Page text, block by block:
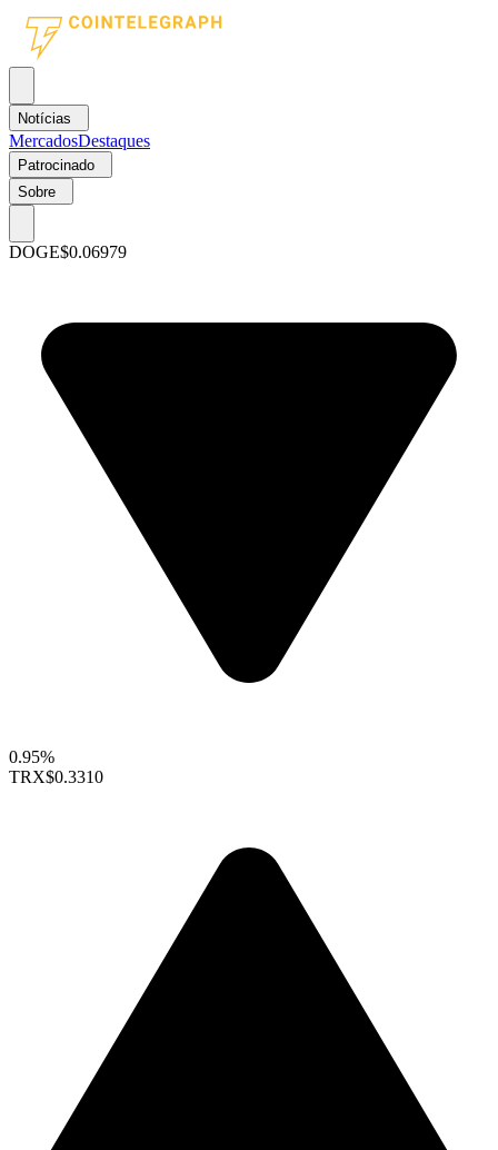
Notícias
MercadosDestaques
Patrocinado
Sobre
DOGE$0.06979
0.95%
TRX$0.3310